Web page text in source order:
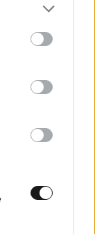
more Google
may click to
tags to
below Google